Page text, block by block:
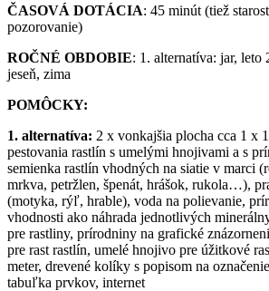
ČASOVÁ DOTÁCIA: 45 minút (tiež
pozorovanie)
ROČNÉ OBDOBIE: 1. alternatíva: jar, leto
jeseň, zima
POMÔCKY:
1. alternatíva: 2 x vonkajšia plocha cca 1 x
pestovania rastlín s umelými hnojivami a s
semienka rastlín vhodných na siatie v marci
mrkva, petržlen, špenát, hrášok, rukola…),
(motyka, rýľ, hrable), voda na polievanie,
vhodnosti ako náhrada jednotlivých
pre rastliny, prírodniny na grafické
pre rast rastlín, umelé hnojivo pre úžitkové
meter, drevené kolíky s popisom na
tabuľka prvkov, internet